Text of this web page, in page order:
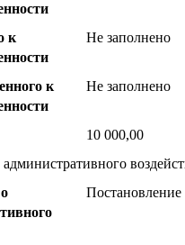
к
Не заполнено
к
Не заполнено
10 000,00
Постановление